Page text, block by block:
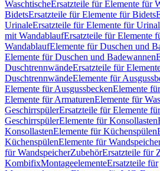
WaschtischeErsatzteile für Elemente für
BidetsErsatzteile für Elemente für Bidets
UrinaleErsatzteile für Elemente für
mit WandablaufErsatzteile für Elemente
WandablaufElemente für Duschen und
Elemente für Duschen und Badewannen
DuschtrennwändeErsatzteile für
DuschtrennwändeElemente für
Elemente für AusgussbeckenElemente
Elemente für ArmaturenElemente für
GeschirrspülerErsatzteile für Elemente
GeschirrspülerElemente für Konsollasten
KonsollastenElemente für Küchenspülen
KüchenspülenElemente für
für WandspeicherZubehörErsatzteile für
KombifixMontageelementeErsatzteile für